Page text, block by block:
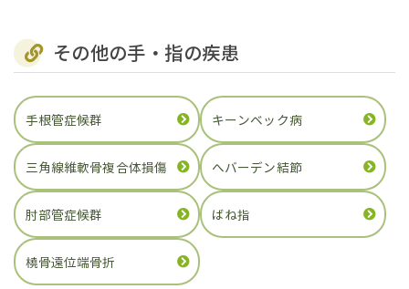
その他の手・指の疾患
手根管症候群 キーンベック病
三角線維軟骨複合体損傷 へバーデン結節
肘部管症候群 ばね指
橈骨遠位端骨折